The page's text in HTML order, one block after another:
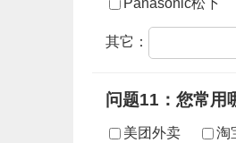
其它：
问题11：您常用
美团外卖 淘